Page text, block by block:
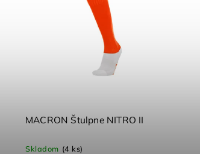
MACRON Štulpne NITRO II
Skladom (4 ks)